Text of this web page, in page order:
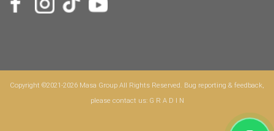
Copyright ©2021-2026 Masa Group All Rights Reserved. Bug reporting & feedback,
please contact us: G R A D I N